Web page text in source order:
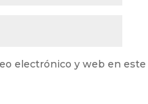
electrónico y web en